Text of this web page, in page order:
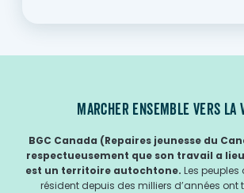
MARCHER ENSEMBLE VERS LA
BGC Canada (Repaires jeunesse du
respectueusement que son travail a
est un territoire autochtone. Les
résident depuis des milliers d’années ont